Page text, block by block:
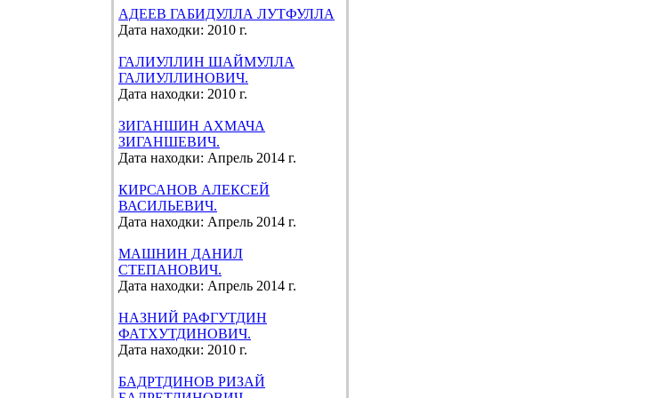
АДЕЕВ ГАБИДУЛЛА ЛУТФУЛЛА
Дата находки: 2010 г.
ГАЛИУЛЛИН ШАЙМУЛЛА
ГАЛИУЛЛИНОВИЧ.
Дата находки: 2010 г.
ЗИГАНШИН АХМАЧА
ЗИГАНШЕВИЧ.
Дата находки: Апрель 2014 г.
КИРСАНОВ АЛЕКСЕЙ
ВАСИЛЬЕВИЧ.
Дата находки: Апрель 2014 г.
МАШНИН ДАНИЛ
СТЕПАНОВИЧ.
Дата находки: Апрель 2014 г.
НАЗНИЙ РАФГУТДИН
ФАТХУТДИНОВИЧ.
Дата находки: 2010 г.
БАДРТДИНОВ РИЗАЙ